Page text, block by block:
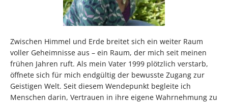
Zwischen Himmel und Erde breitet sich ein weiter Raum
voller Geheimnisse aus – ein Raum, der mich seit meinen
frühen Jahren ruft. Als mein Vater 1999 plötzlich verstarb,
öffnete sich für mich endgültig der bewusste Zugang zur
Geistigen Welt. Seit diesem Wendepunkt begleite ich
Menschen darin, Vertrauen in ihre eigene Wahrnehmung zu